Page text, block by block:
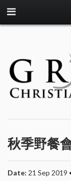
秋季野餐
Date: 21 Sep 2019